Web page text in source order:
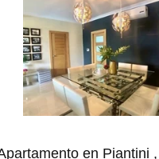
en Piantini